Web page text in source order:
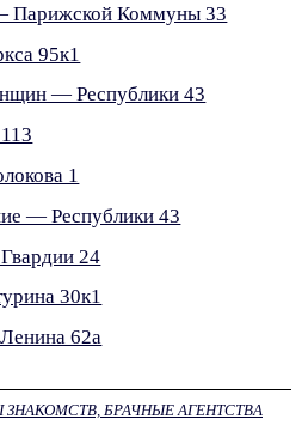
Парижской Коммуны 33
95к1
— Республики 43
1
— Республики 43
24
30к1
62а
БРАЧНЫЕ АГЕНТСТВА